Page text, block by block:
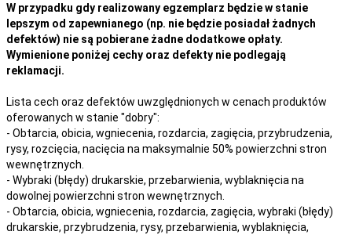
W przypadku gdy realizowany egzemplarz będzie w stanie
lepszym od zapewnianego (np. nie będzie posiadał żadnych
defektów) nie są pobierane żadne dodatkowe opłaty.
Wymienione poniżej cechy oraz defekty nie podlegają
reklamacji.
Lista cech oraz defektów uwzględnionych w cenach produktów
oferowanych w stanie "dobry":
- Obtarcia, obicia, wgniecenia, rozdarcia, zagięcia, przybrudzenia,
rysy, rozcięcia, nacięcia na maksymalnie 50% powierzchni stron
wewnętrznych.
- Wybraki (błędy) drukarskie, przebarwienia, wyblaknięcia na
dowolnej powierzchni stron wewnętrznych.
- Obtarcia, obicia, wgniecenia, rozdarcia, zagięcia, wybraki (błędy)
drukarskie, przybrudzenia, rysy, przebarwienia, wyblaknięcia,